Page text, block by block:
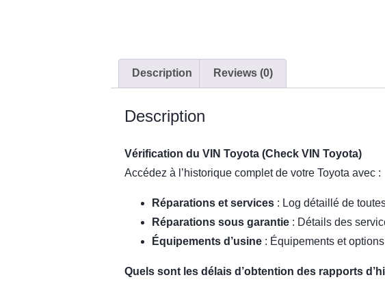
Description Reviews (0)
Description
Vérification du VIN Toyota (Check VIN Toyota)
Accédez à l’historique complet de votre Toyota avec :
Réparations et services : Log détaillé de
Réparations sous garantie : Détails des
Équipements d’usine : Équipements et
Quels sont les délais d’obtention des rapports